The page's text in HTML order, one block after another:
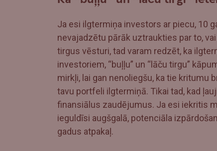
Ja esi ilgtermiņa investors ar piecu, 10
nevajadzētu pārāk uztraukties par to,
tirgus vēsturi, tad varam redzēt, ka
investoriem, “buļļu” un “lāču tirgu”
mirkļi, lai gan nenoliegšu, ka tie kritumu
tavu portfeli ilgtermiņā. Tikai tad, kad
finansiālus zaudējumus. Ja esi iekritis
ieguldīsi augšgalā, potenciāla
gadus atpakaļ.